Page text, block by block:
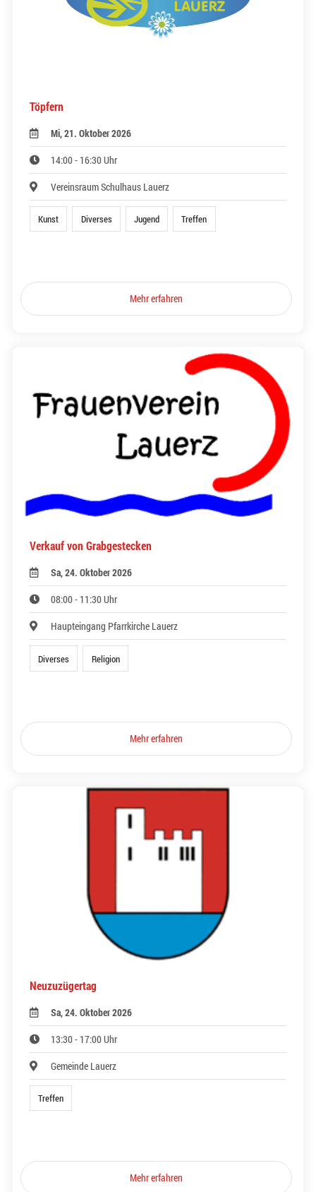
Töpfern
Mi, 21. Oktober 2026
14:00 - 16:30 Uhr
Vereinsraum Schulhaus Lauerz
Kunst Diverses Jugend Treffen
Mehr erfahren
Verkauf von Grabgestecken
Sa, 24. Oktober 2026
08:00 - 11:30 Uhr
Haupteingang Pfarrkirche Lauerz
Diverses Religion
Mehr erfahren
Neuzuzügertag
Sa, 24. Oktober 2026
13:30 - 17:00 Uhr
Gemeinde Lauerz
Treffen
Mehr erfahren